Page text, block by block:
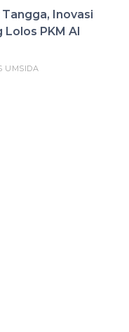
Inovasi
Lolos PKM AI
UMSIDA